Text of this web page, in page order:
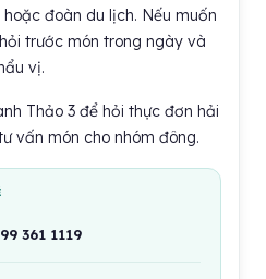
đoàn du lịch. Nếu muốn
trước món trong ngày và
vị.
Thảo 3 để hỏi thực đơn hải
vấn món cho nhóm đông.
361 1119